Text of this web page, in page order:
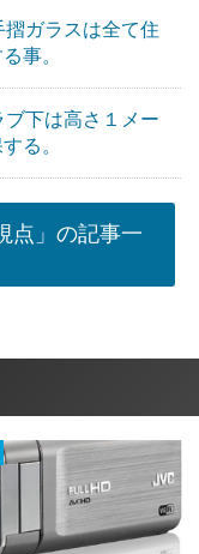
ガラスは全て住
事。
下は高さ１メー
る。
点」の記事一